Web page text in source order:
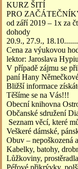
KURZ ŠITÍ
PRO
od září 2019 – 1x za
dohody
20.9., 27.9., 18.10.......
Cena za výukovou
lektor: Jaroslava
V případě zájmu se
paní Hany
Bližší informace
Těšíme se na Vás!!!
Obecní knihovna
Občanské sdružení
Seznam věcí, které
Veškeré dámské,
Obuv – nepoškozená
Kabelky, batohy,
Lůžkoviny,